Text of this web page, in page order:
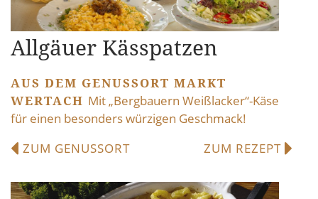
Allgäuer Kässpatzen
AUS DEM GENUSSORT MARKT
WERTACH Mit „Bergbauern Weißlacker“-Käse
für einen besonders würzigen Geschmack!
ZUM GENUSSORT
ZUM REZEPT